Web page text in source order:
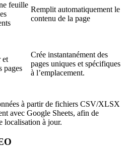
feuille
Remplit automatiquement le
contenu de la page
et
pages
Crée instantanément des
pages uniques et spécifiques
à l’emplacement.
à partir de fichiers CSV/XLSX
avec Google Sheets, afin de
localisation à jour.